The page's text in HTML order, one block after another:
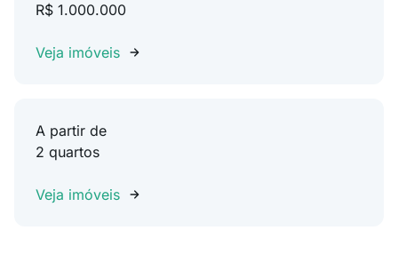
R$ 1.000.000
Veja imóveis
A partir de
2 quartos
Veja imóveis